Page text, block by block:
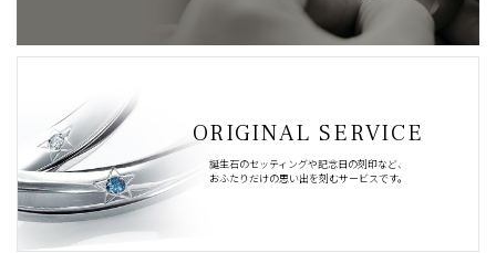
ORIGINAL SERVICE
誕生石のセッティングや記念日の刻印など、
おふたりだけの思い出を刻むサービスです。